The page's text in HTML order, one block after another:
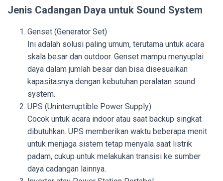
Jenis Cadangan Daya untuk Sound System
Genset (Generator Set)
Ini adalah solusi paling umum, terutama untuk acara
skala besar dan outdoor. Genset mampu menyuplai
daya dalam jumlah besar dan bisa disesuaikan
kapasitasnya dengan kebutuhan peralatan sound
system.
UPS (Uninterruptible Power Supply)
Cocok untuk acara indoor atau saat backup singkat
dibutuhkan. UPS memberikan waktu beberapa menit
untuk menjaga sistem tetap menyala saat listrik
padam, cukup untuk melakukan transisi ke sumber
daya cadangan lainnya.